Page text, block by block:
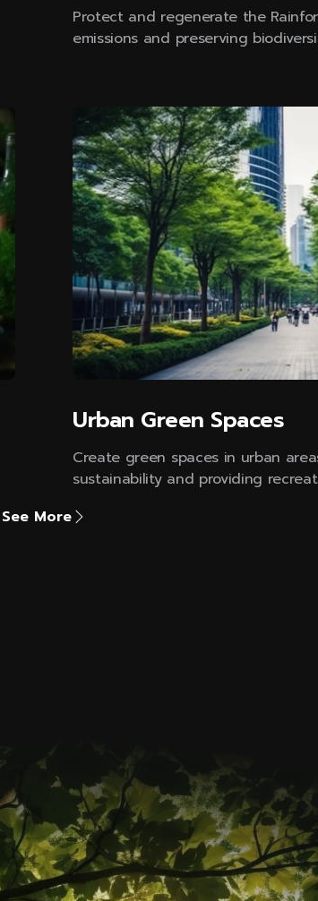
Protect and regenerate the
emissions and preserving
Urban Green Spaces
Create green spaces in urban
sustainability and providing
See More